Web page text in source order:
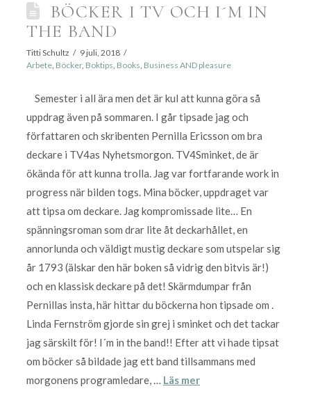
BÖCKER I TV OCH I´M IN
THE BAND
Titti Schultz
9 juli, 2018
Arbete, Böcker, Boktips, Books, Business AND pleasure
Semester i all ära men det är kul att kunna göra så
uppdrag även på sommaren. I går tipsade jag och
författaren och skribenten Pernilla Ericsson om bra
deckare i TV4as Nyhetsmorgon. TV4Sminket, de är
ökända för att kunna trolla. Jag var fortfarande work in
progress när bilden togs. Mina böcker, uppdraget var
att tipsa om deckare. Jag kompromissade lite… En
spänningsroman som drar lite åt deckarhållet, en
annorlunda och väldigt mustig deckare som utspelar sig
år 1793 (älskar den här boken så vidrig den bitvis är!)
och en klassisk deckare på det! Skärmdumpar från
Pernillas insta, här hittar du böckerna hon tipsade om .
Linda Fernström gjorde sin grej i sminket och det tackar
jag särskilt för! I´m in the band!! Efter att vi hade tipsat
om böcker så bildade jag ett band tillsammans med
morgonens programledare, … Läs mer